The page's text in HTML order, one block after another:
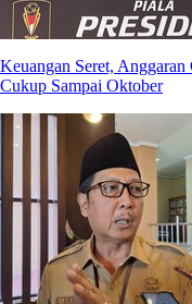
Keuangan Seret,
Cukup Sampai Oktober